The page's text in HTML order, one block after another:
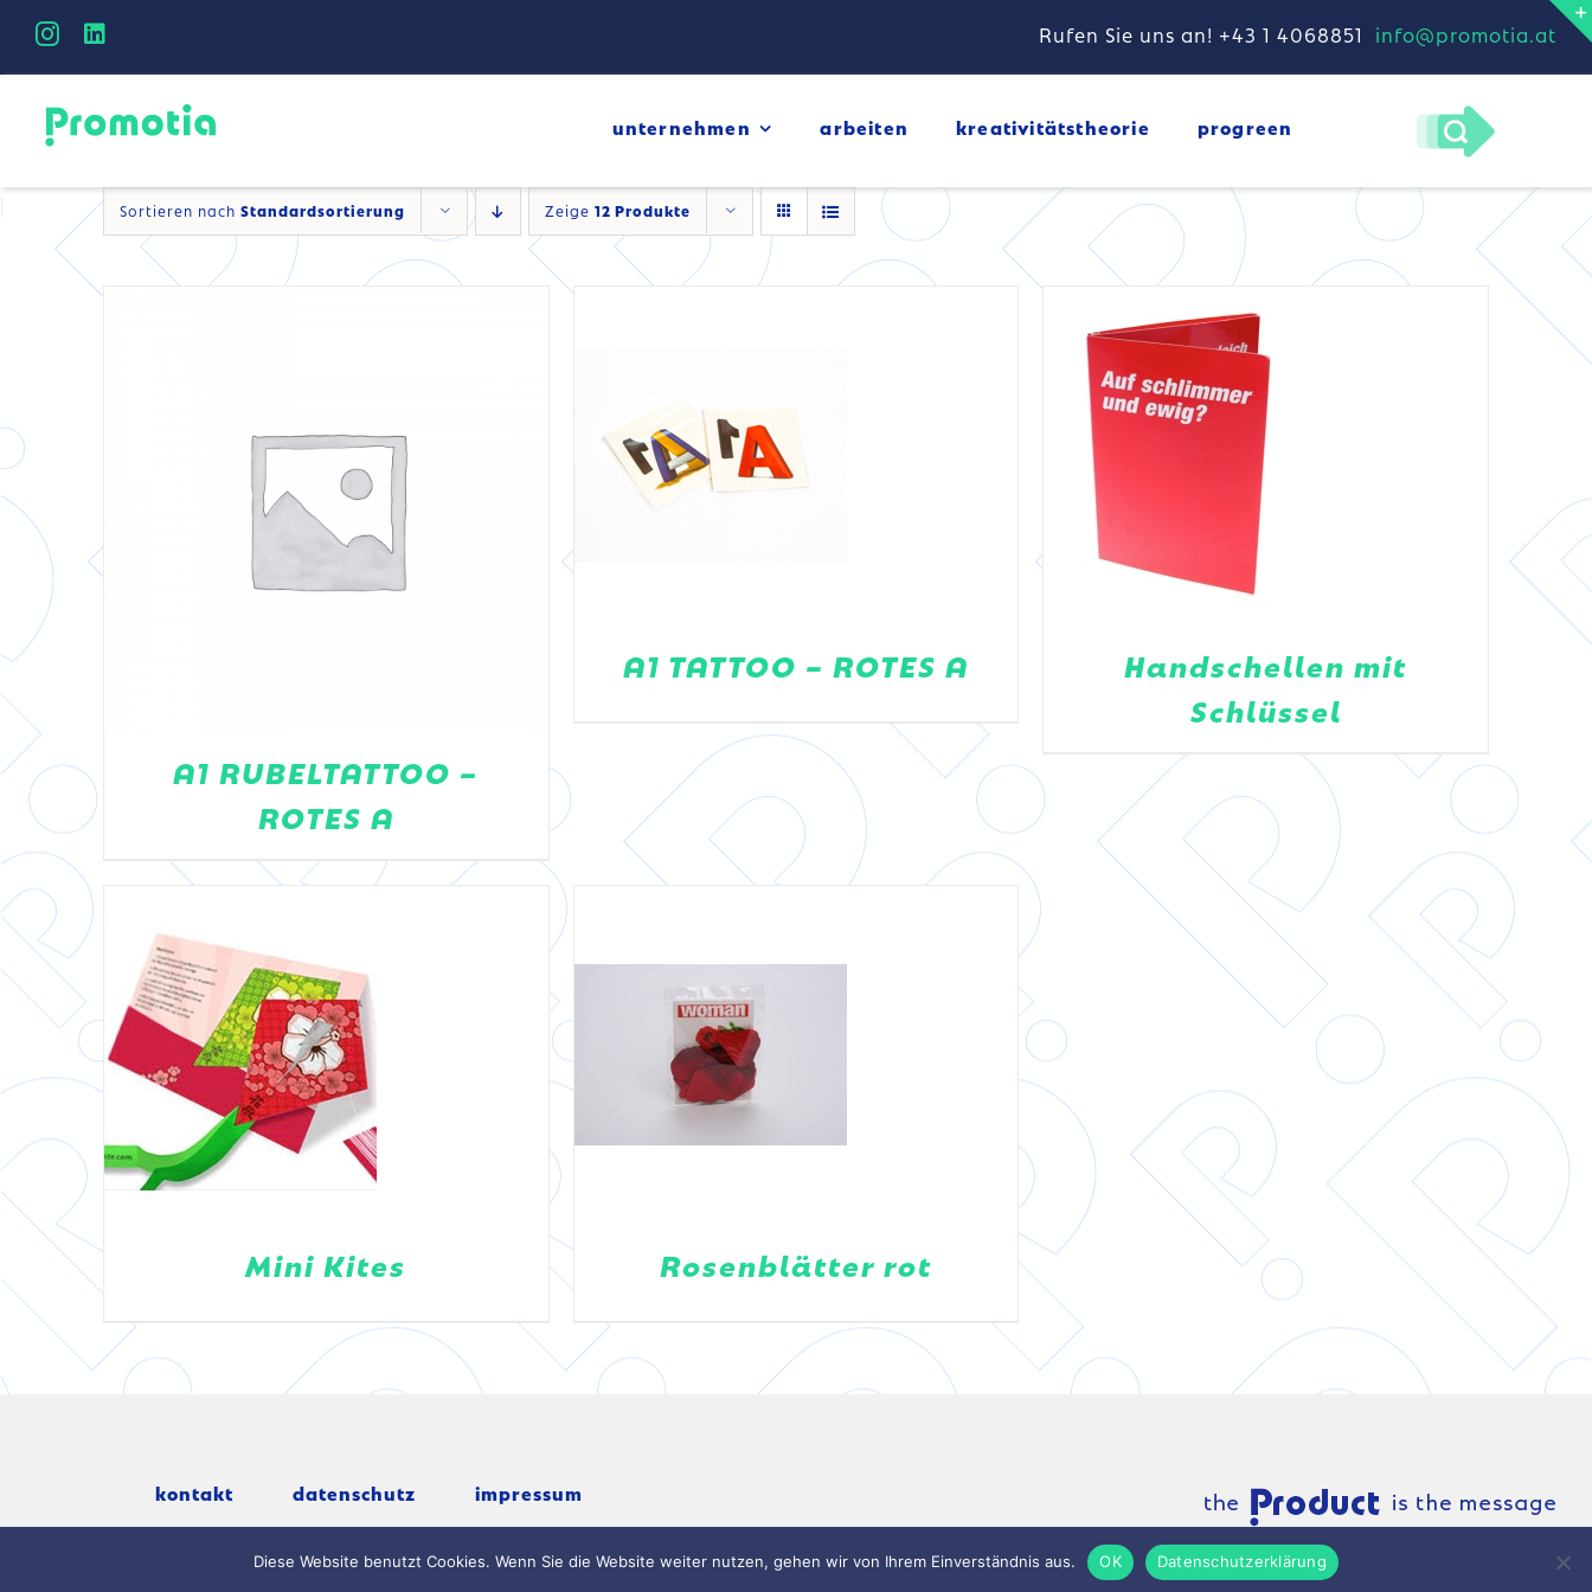
content
Rufen Sie uns an! +43 1 4068851 info@promotia.at
unternehmen arbeiten kreativitätstheorie progreen
Sortieren nach Standardsortierung Zeige 12 Produkte
A1 RUBELTATTOO –
ROTES A
DETAILS
A1 TATTOO – ROTES A
DETAILS
Handschellen mit
Schlüssel
Mini Kites Rosenblätter rot
kontakt datenschutz impressum
Diese Website benutzt Cookies. Wenn Sie die Website weiter nutzen, gehen wir von Ihrem Einverständnis aus. OK Datenschutzerklärung